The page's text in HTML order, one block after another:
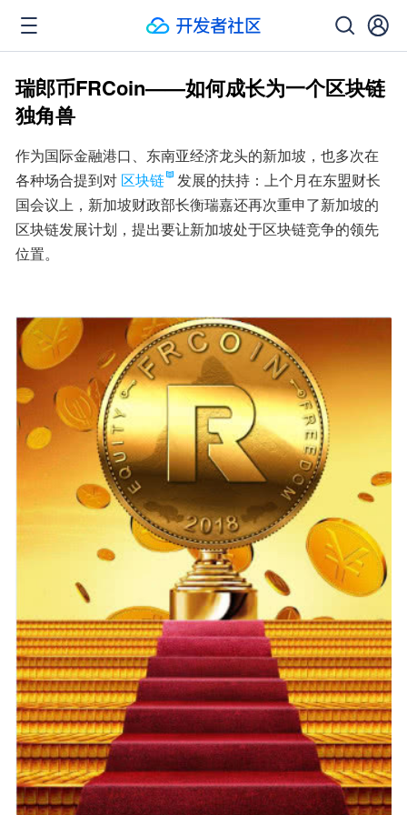
瑞郎币FRCoin——如何成长为一个区块链
独角兽
作为国际金融港口、东南亚经济龙头的新加坡，也多次在
各种场合提到对 区块链
发展的扶持：上个月在东盟财长
国会议上，新加坡财政部长衡瑞嘉还再次重申了新加坡的
区块链发展计划，提出要让新加坡处于区块链竞争的领先
位置。